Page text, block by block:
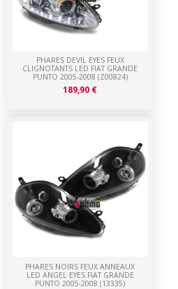
PHARES NOIRS FEUX ANNEAUX
LED ANGEL EYES FIAT GRANDE
PUNTO 2005-2008 (13335)
PHARES DEVIL EYES FEUX
CLIGNOTANTS LED FIAT GRANDE
PUNTO 2005-2008 (Z00824)
189,90 €